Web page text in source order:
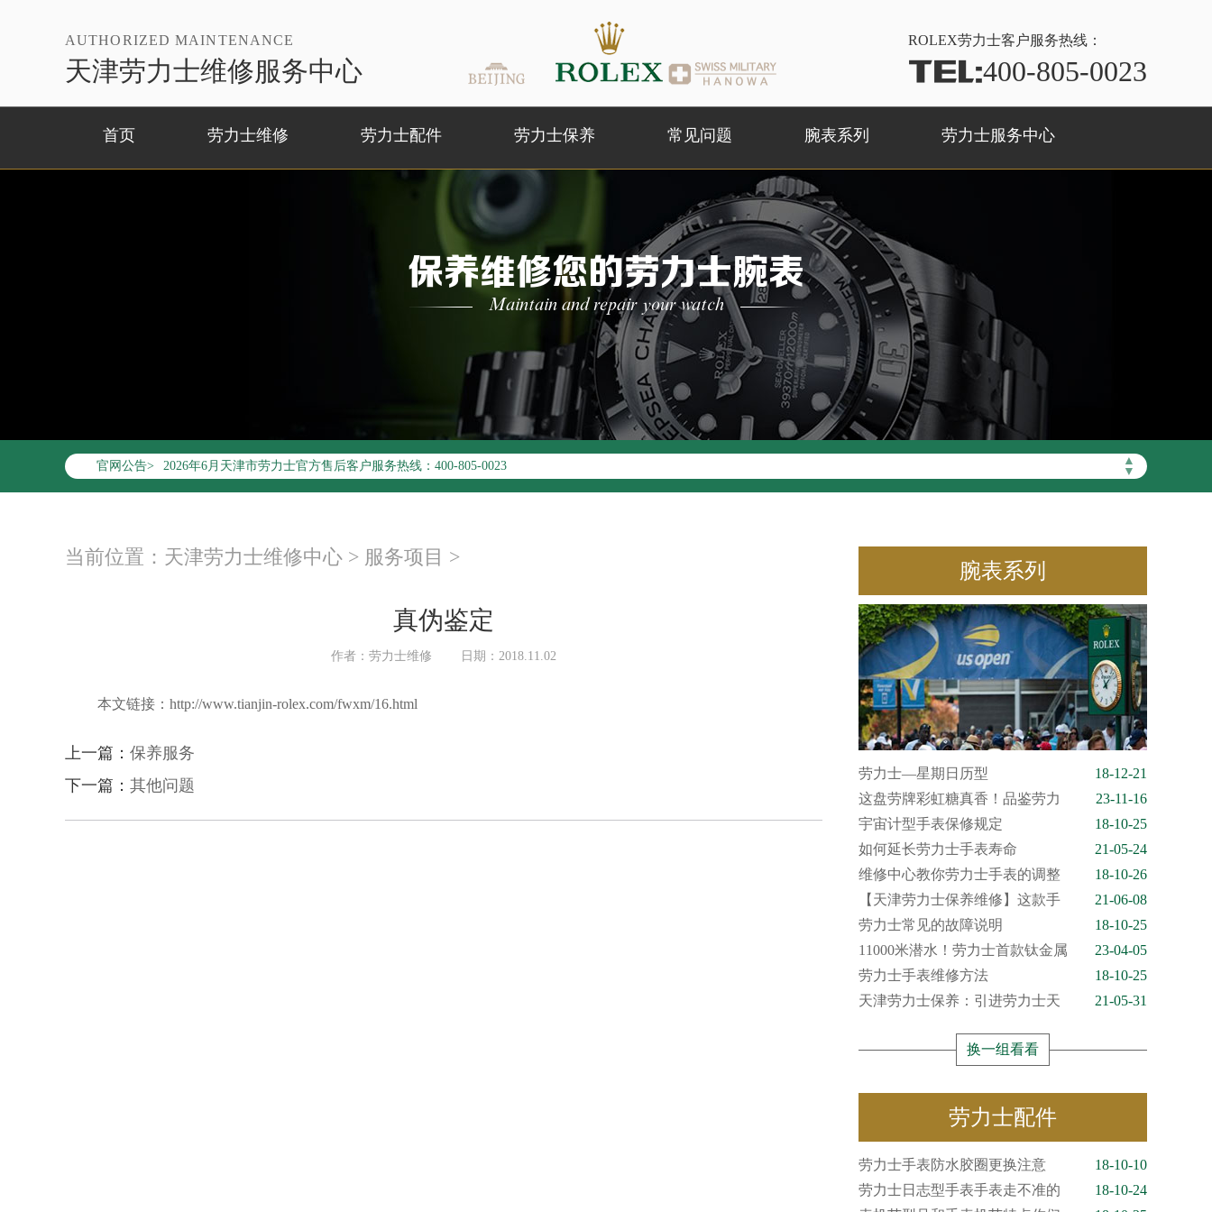
AUTHORIZED MAINTENANCE
天津劳力士维修服务中心
ROLEX劳力士客户服务热线：
TEL:400-805-0023
首页 劳力士维修 劳力士配件 劳力士保养 常见问题 腕表系列 劳力士服务中心
保养维修您的劳力士腕表
Maintain and repair your watch
官网公告>
▲
▼
2026年6月劳力士天津市售后服务网络优化升级公告
2026年6月天津市劳力士官方售后客户服务热线：400-805-0023
2026年6月劳力士售后服务中心最新网点地址：
节假日正常营业！
当前位置： 天津劳力士维修中心 > 服务项目 >
真伪鉴定
作者：劳力士维修 日期：2018.11.02
本文链接：http://www.tianjin-rolex.com/fwxm/16.html
上一篇： 保养服务
下一篇： 其他问题
腕表系列
劳力士—星期日历型
18-12-21
这盘劳牌彩虹糖真香！品鉴劳力
23-11-16
宇宙计型手表保修规定
18-10-25
如何延长劳力士手表寿命
21-05-24
维修中心教你劳力士手表的调整
18-10-26
【天津劳力士保养维修】这款手
21-06-08
劳力士常见的故障说明
18-10-25
11000米潜水！劳力士首款钛金属
23-04-05
劳力士手表维修方法
18-10-25
天津劳力士保养：引进劳力士天
21-05-31
换一组看看
劳力士配件
劳力士手表防水胶圈更换注意
18-10-10
劳力士日志型手表手表走不准的
18-10-24